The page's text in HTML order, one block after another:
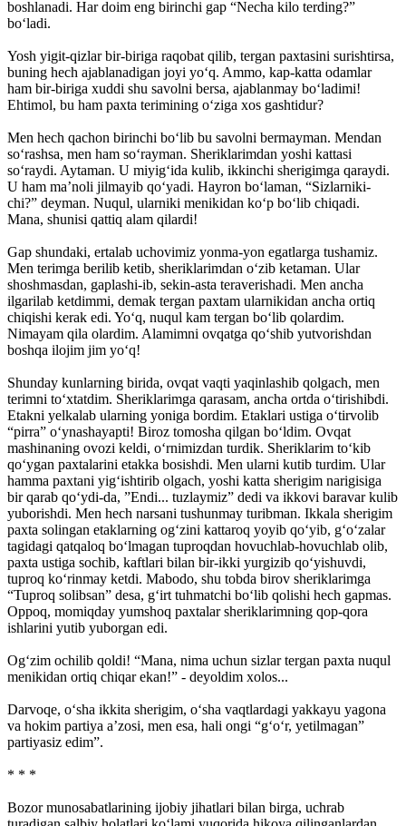
boshlanadi. Har doim eng birinchi gap “Necha kilo terding?”
bo‘ladi.
Yosh yigit-qizlar bir-biriga raqobat qilib, tergan paxtasini surishtirsa,
buning hech ajablanadigan joyi yo‘q. Ammo, kap-katta odamlar
ham bir-biriga xuddi shu savolni bersa, ajablanmay bo‘ladimi!
Ehtimol, bu ham paxta terimining o‘ziga xos gashtidur?
Men hech qachon birinchi bo‘lib bu savolni bermayman. Mendan
so‘rashsa, men ham so‘rayman. Sheriklarimdan yoshi kattasi
so‘raydi. Aytaman. U miyig‘ida kulib, ikkinchi sherigimga qaraydi.
U ham ma’noli jilmayib qo‘yadi. Hayron bo‘laman, “Sizlarniki-
chi?” deyman. Nuqul, ularniki menikidan ko‘p bo‘lib chiqadi.
Mana, shunisi qattiq alam qilardi!
Gap shundaki, ertalab uchovimiz yonma-yon egatlarga tushamiz.
Men terimga berilib ketib, sheriklarimdan o‘zib ketaman. Ular
shoshmasdan, gaplashi-ib, sekin-asta teraverishadi. Men ancha
ilgarilab ketdimmi, demak tergan paxtam ularnikidan ancha ortiq
chiqishi kerak edi. Yo‘q, nuqul kam tergan bo‘lib qolardim.
Nimayam qila olardim. Alamimni ovqatga qo‘shib yutvorishdan
boshqa ilojim jim yo‘q!
Shunday kunlarning birida, ovqat vaqti yaqinlashib qolgach, men
terimni to‘xtatdim. Sheriklarimga qarasam, ancha ortda o‘tirishibdi.
Etakni yelkalab ularning yoniga bordim. Etaklari ustiga o‘tirvolib
“pirra” o‘ynashayapti! Biroz tomosha qilgan bo‘ldim. Ovqat
mashinaning ovozi keldi, o‘rnimizdan turdik. Sheriklarim to‘kib
qo‘ygan paxtalarini etakka bosishdi. Men ularni kutib turdim. Ular
hamma paxtani yig‘ishtirib olgach, yoshi katta sherigim narigisiga
bir qarab qo‘ydi-da, ”Endi... tuzlaymiz” dedi va ikkovi baravar kulib
yuborishdi. Men hech narsani tushunmay turibman. Ikkala sherigim
paxta solingan etaklarning og‘zini kattaroq yoyib qo‘yib, g‘o‘zalar
tagidagi qatqaloq bo‘lmagan tuproqdan hovuchlab-hovuchlab olib,
paxta ustiga sochib, kaftlari bilan bir-ikki yurgizib qo‘yishuvdi,
tuproq ko‘rinmay ketdi. Mabodo, shu tobda birov sheriklarimga
“Tuproq solibsan” desa, g‘irt tuhmatchi bo‘lib qolishi hech gapmas.
Oppoq, momiqday yumshoq paxtalar sheriklarimning qop-qora
ishlarini yutib yuborgan edi.
Og‘zim ochilib qoldi! “Mana, nima uchun sizlar tergan paxta nuqul
menikidan ortiq chiqar ekan!” - deyoldim xolos...
Darvoqe, o‘sha ikkita sherigim, o‘sha vaqtlardagi yakkayu yagona
va hokim partiya a’zosi, men esa, hali ongi “g‘o‘r, yetilmagan”
partiyasiz edim”.
* * *
Bozor munosabatlarining ijobiy jihatlari bilan birga, uchrab